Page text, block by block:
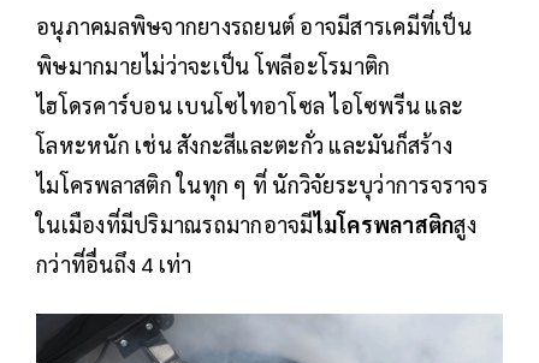
อนุภาคมลพิษจากยางรถยนต์ อาจมีสารเคมีที่เป็น
พิษมากมายไม่ว่าจะเป็น โพลีอะโรมาติก
ไฮโดรคาร์บอน เบนโซไทอาโซล ไอโซพรีน และ
โลหะหนัก เช่น สังกะสีและตะกั่ว และมันก็สร้าง
ไมโครพลาสติก ในทุก ๆ ที่ นักวิจัยระบุว่าการจราจร
ในเมืองที่มีปริมาณรถมากอาจมีไมโครพลาสติกสูง
กว่าที่อื่นถึง 4 เท่า